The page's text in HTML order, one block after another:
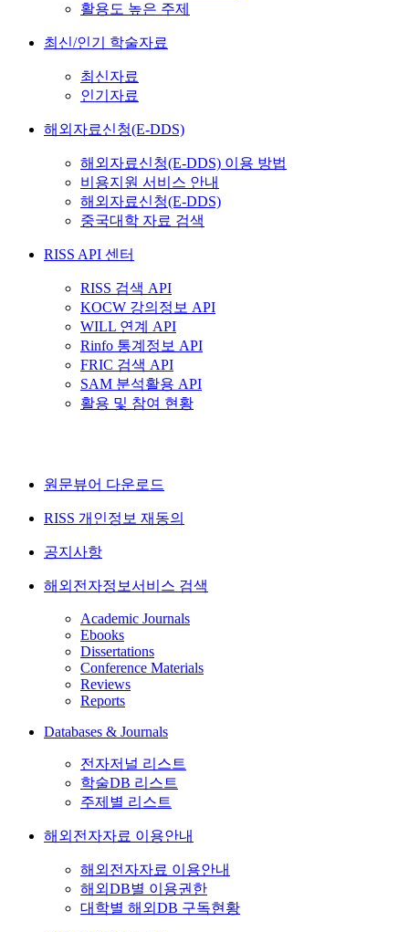
활용도 높은 주제
최신/인기 학술자료
최신자료
인기자료
해외자료신청(E-DDS)
해외자료신청(E-DDS) 이용 방법
비용지원 서비스 안내
해외자료신청(E-DDS)
중국대학 자료 검색
RISS API 센터
RISS 검색 API
KOCW 강의정보 API
WILL 연계 API
Rinfo 통계정보 API
FRIC 검색 API
SAM 분석활용 API
활용 및 참여 현황
원문뷰어 다운로드
RISS 개인정보 재동의
공지사항
해외전자정보서비스 검색
Academic Journals
Ebooks
Dissertations
Conference Materials
Reviews
Reports
Databases & Journals
전자저널 리스트
학술DB 리스트
주제별 리스트
해외전자자료 이용안내
해외전자자료 이용안내
해외DB별 이용권한
대학별 해외DB 구독현황